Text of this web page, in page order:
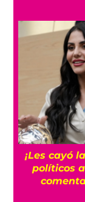
¡Les cayó
políticos